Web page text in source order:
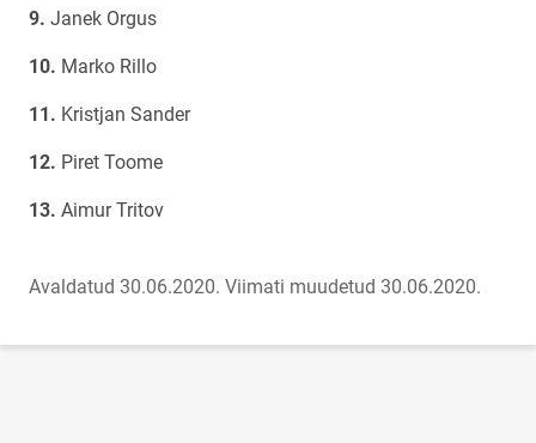
Janek Orgus
Marko Rillo
Kristjan Sander
Piret Toome
Aimur Tritov
Avaldatud 30.06.2020. Viimati muudetud 30.06.2020.